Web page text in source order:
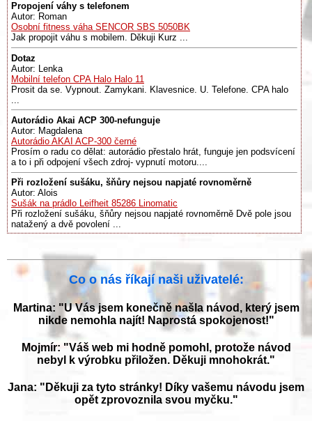
Propojení váhy s telefonem
Autor: Roman
Osobní fitness váha SENCOR SBS 5050BK
Jak propojit váhu s mobilem. Děkuji Kurz ...
Dotaz
Autor: Lenka
Mobilní telefon CPA Halo Halo 11
Prosit da se. Vypnout. Zamykani. Klavesnice. U. Telefone. CPA halo
Autorádio Akai ACP 300-nefunguje
Autor: Magdalena
Autorádio AKAI ACP-300 černé
Prosím o radu co dělat: autorádio přestalo hrát, funguje jen podsvícení
a to i při odpojení všech zdroj- vypnutí motoru....
Při rozložení sušáku, šňůry nejsou napjaté rovnoměrně
Autor: Alois
Sušák na prádlo Leifheit 85286 Linomatic
Při rozložení sušáku, šňůry nejsou napjaté rovnoměrně Dvě pole jsou
natažený a dvě povolení ...
Co o nás říkají naši uživatelé:
Martina: "U Vás jsem konečně našla návod, který jsem
nikde nemohla najít! Naprostá spokojenost!"
Mojmír: "Váš web mi hodně pomohl, protože návod
nebyl k výrobku přiložen. Děkuji mnohokrát."
Jana: "Děkuji za tyto stránky! Díky vašemu návodu jsem
opět zprovoznila svou myčku."